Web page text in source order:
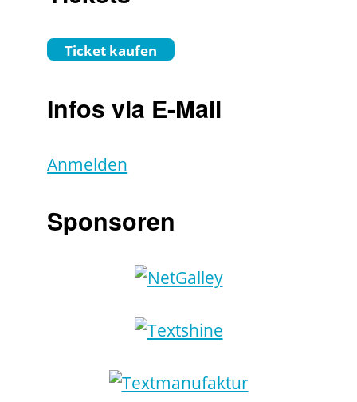
Ticket kaufen
Infos via E-Mail
Anmelden
Sponsoren